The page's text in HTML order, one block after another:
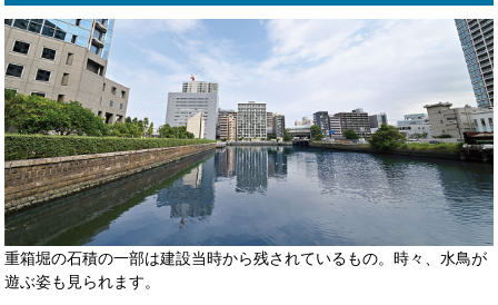
重箱堀の石積の一部は建設当時から残されているもの。時々、水鳥が
遊ぶ姿も見られます。